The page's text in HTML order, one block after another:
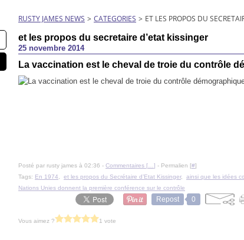
RUSTY JAMES NEWS > CATEGORIES > ET LES PROPOS DU
et les propos du secretaire d’etat kissinger
25 novembre 2014
La vaccination est le cheval de troie du contrôle
Posté par rusty james à 02:36 - Commentaires [ ] - Permalien [#]
Tags: En 1974 et les propos du Secrétaire d’Etat Kissinger, ainsi que les idées
Nations Unies donnent la première conférence sur le contrôle
Repost 0
Vous aimez ? 1 vote